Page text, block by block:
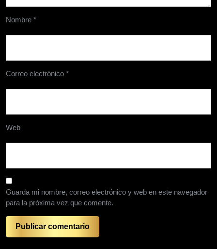
Nombre *
Correo electrónico *
Web
Guarda mi nombre, correo electrónico y web en este navegador
para la próxima vez que comente.